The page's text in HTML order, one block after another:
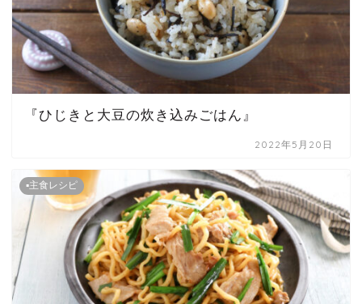
『ひじきと大豆の炊き込みごはん』
2022年5月20日
▪主食レシピ